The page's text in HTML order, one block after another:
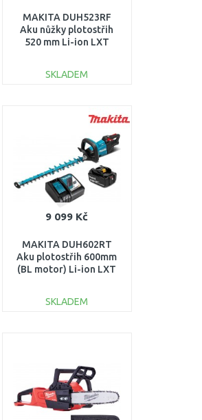
MAKITA DUH523RF
Aku nůžky plotostřih
520 mm Li-ion LXT
SKLADEM
9 099 Kč
MAKITA DUH602RT
Aku plotostřih 600mm
(BL motor) Li-ion LXT
SKLADEM